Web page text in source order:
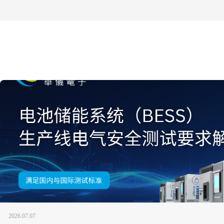
2026.07.07